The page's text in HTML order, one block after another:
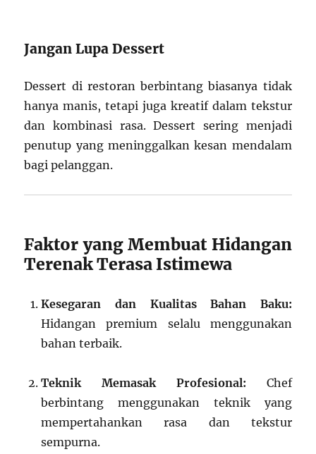
Jangan Lupa Dessert
Dessert di restoran berbintang biasanya tidak
hanya manis, tetapi juga kreatif dalam tekstur
dan kombinasi rasa. Dessert sering menjadi
penutup yang meninggalkan kesan mendalam
bagi pelanggan.
Faktor yang Membuat Hidangan
Terenak Terasa Istimewa
Kesegaran dan Kualitas Bahan Baku:
Hidangan premium selalu menggunakan
bahan terbaik.
Teknik Memasak Profesional: Chef
berbintang menggunakan teknik yang
mempertahankan rasa dan tekstur
sempurna.